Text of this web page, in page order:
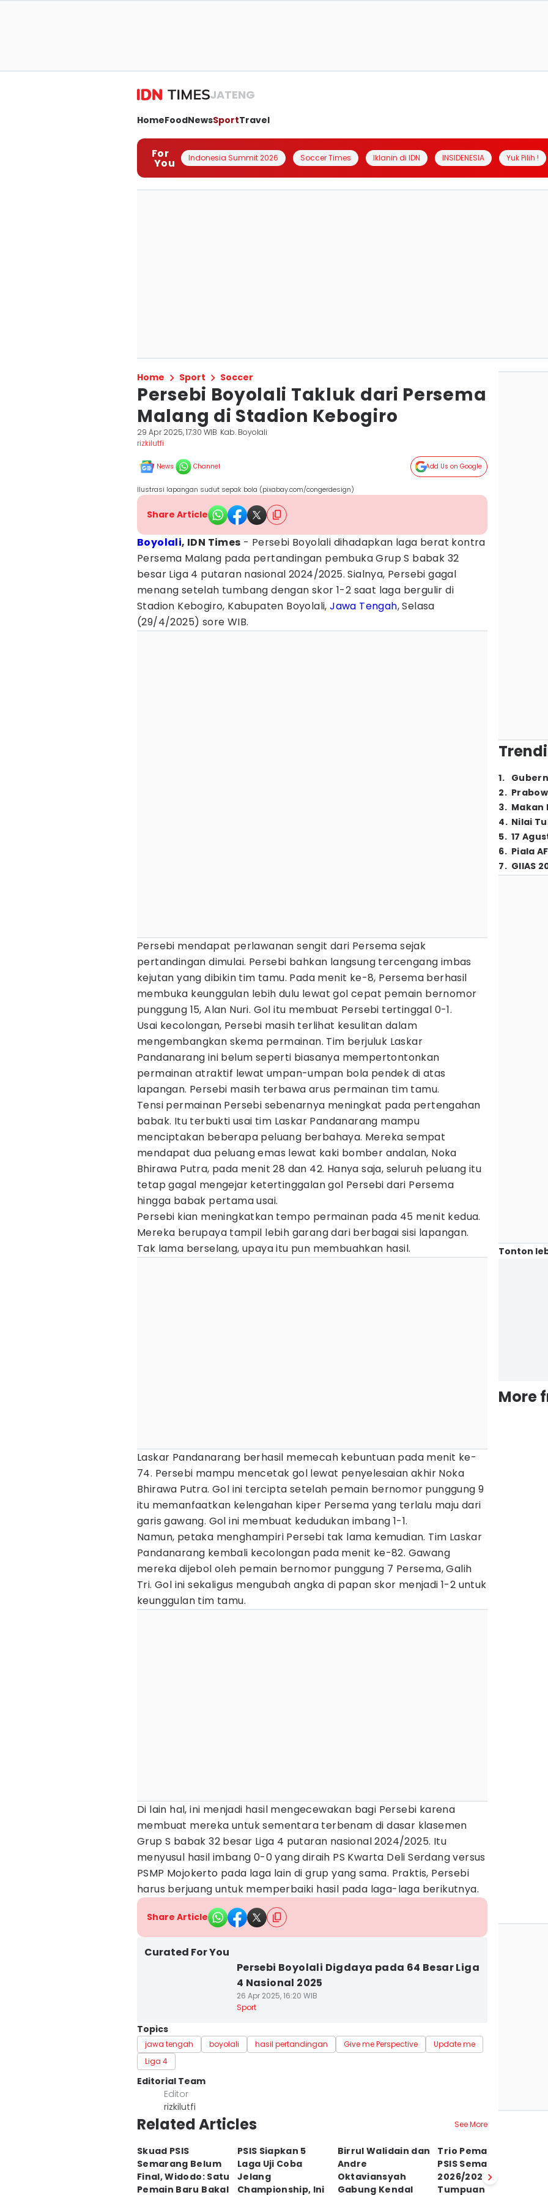
JATENG
HomeFoodNewsSportTravel
For
You Indonesia Summit 2026 Soccer Times Iklanin di IDN INSIDENESIA Yuk Pilih !
Home Sport Soccer
Persebi Boyolali Takluk dari Persema
Malang di Stadion Kebogiro
29 Apr 2025, 17:30 WIB Kab. Boyolali
rizkilutfi
News Channel Add Us on Google
Ilustrasi lapangan sudut sepak bola (pixabay.com/congerdesign)
Share Article
Boyolali, IDN Times - Persebi Boyolali dihadapkan laga berat kontra
Persema Malang pada pertandingan pembuka Grup S babak 32
besar Liga 4 putaran nasional 2024/2025. Sialnya, Persebi gagal
menang setelah tumbang dengan skor 1-2 saat laga bergulir di
Stadion Kebogiro, Kabupaten Boyolali,Jawa Tengah, Selasa
(29/4/2025) sore WIB.
Persebi mendapat perlawanan sengit dari Persema sejak
pertandingan dimulai. Persebi bahkan langsung tercengang imbas
kejutan yang dibikin tim tamu. Pada menit ke-8, Persema berhasil
membuka keunggulan lebih dulu lewat gol cepat pemain bernomor
punggung 15, Alan Nuri. Gol itu membuat Persebi tertinggal 0-1.
Usai kecolongan, Persebi masih terlihat kesulitan dalam
mengembangkan skema permainan. Tim berjuluk Laskar
Pandanarang ini belum seperti biasanya mempertontonkan
permainan atraktif lewat umpan-umpan bola pendek di atas
lapangan. Persebi masih terbawa arus permainan tim tamu.
Tensi permainan Persebi sebenarnya meningkat pada pertengahan
babak. Itu terbukti usai tim Laskar Pandanarang mampu
menciptakan beberapa peluang berbahaya. Mereka sempat
mendapat dua peluang emas lewat kaki bomber andalan, Noka
Bhirawa Putra, pada menit 28 dan 42. Hanya saja, seluruh peluang itu
tetap gagal mengejar ketertinggalan gol Persebi dari Persema
hingga babak pertama usai.
Persebi kian meningkatkan tempo permainan pada 45 menit kedua.
Mereka berupaya tampil lebih garang dari berbagai sisi lapangan.
Tak lama berselang, upaya itu pun membuahkan hasil.
Laskar Pandanarang berhasil memecah kebuntuan pada menit ke-
74. Persebi mampu mencetak gol lewat penyelesaian akhir Noka
Bhirawa Putra. Gol ini tercipta setelah pemain bernomor punggung 9
itu memanfaatkan kelengahan kiper Persema yang terlalu maju dari
garis gawang. Gol ini membuat kedudukan imbang 1-1.
Namun, petaka menghampiri Persebi tak lama kemudian. Tim Laskar
Pandanarang kembali kecolongan pada menit ke-82. Gawang
mereka dijebol oleh pemain bernomor punggung 7 Persema, Galih
Tri. Gol ini sekaligus mengubah angka di papan skor menjadi 1-2 untuk
keunggulan tim tamu.
Di lain hal, ini menjadi hasil mengecewakan bagi Persebi karena
membuat mereka untuk sementara terbenam di dasar klasemen
Grup S babak 32 besar Liga 4 putaran nasional 2024/2025. Itu
menyusul hasil imbang 0-0 yang diraih PS Kwarta Deli Serdang versus
PSMP Mojokerto pada laga lain di grup yang sama. Praktis, Persebi
harus berjuang untuk memperbaiki hasil pada laga-laga berikutnya.
Share Article
Curated For You
Persebi Boyolali Digdaya pada 64 Besar Liga
4 Nasional 2025
26 Apr 2025, 16:20 WIB
Sport
Topics
jawa tengah boyolali hasil pertandingan Give me Perspective
Update me
Liga 4
Editorial Team
Editor
rizkilutfi
Related Articles See More
Skuad PSIS
Semarang Belum
Final, Widodo: Satu
Pemain Baru Bakal
PSIS Siapkan 5
Laga Uji Coba
Jelang
Championship, Ini
Birrul Walidain dan
Andre
Oktaviansyah
Gabung Kendal
Trio Pemain Asing
PSIS Semarang
2026/2027, Jadi
Tumpuan Kejar
1.
2.
3. Makan
4. Nilai
5. 17
6. Piala
7. GIIAS
Tonton
More